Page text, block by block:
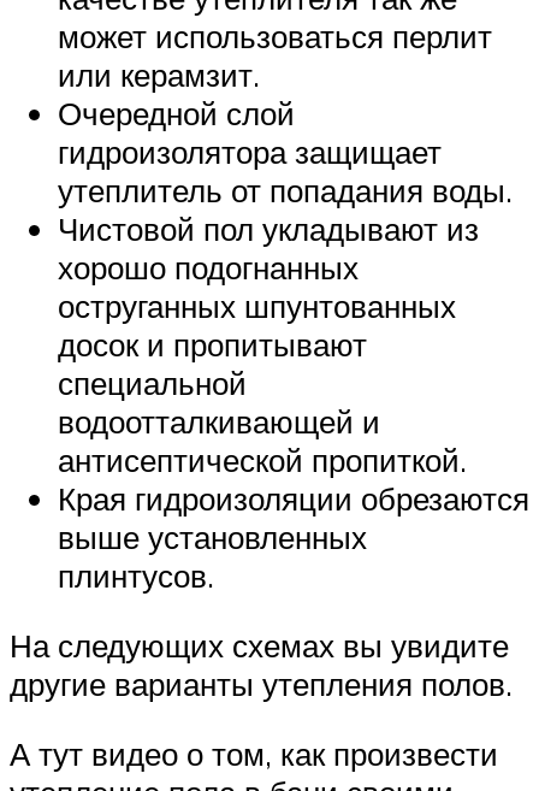
может использоваться перлит
или керамзит.
Очередной слой
гидроизолятора защищает
утеплитель от попадания воды.
Чистовой пол укладывают из
хорошо подогнанных
оструганных шпунтованных
досок и пропитывают
специальной
водоотталкивающей и
антисептической пропиткой.
Края гидроизоляции обрезаются
выше установленных
плинтусов.
На следующих схемах вы увидите
другие варианты утепления полов.
А тут видео о том, как произвести